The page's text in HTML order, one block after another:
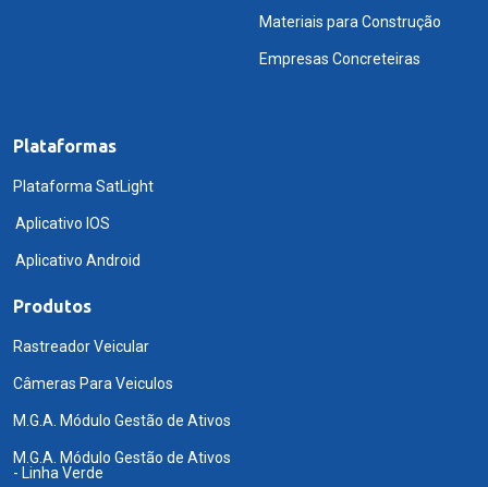
Materiais para Construção
Empresas Concreteiras
Plataformas
Plataforma SatLight
Aplicativo IOS
Aplicativo Android
Produtos
Rastreador Veicular
Câmeras Para Veiculos
M.G.A. Módulo Gestão de Ativos
M.G.A. Módulo Gestão de Ativos
- Linha Verde